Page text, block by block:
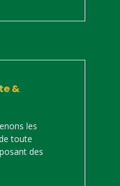
&
les
toute
des